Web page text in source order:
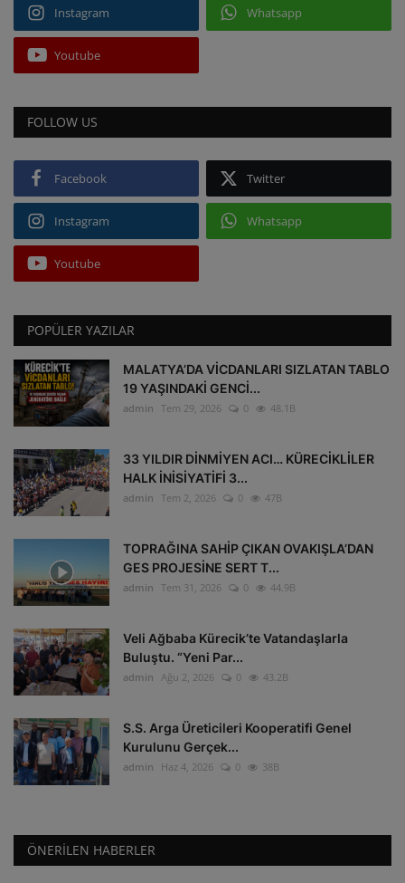
Instagram Whatsapp
Youtube
FOLLOW US
Facebook Twitter
Instagram Whatsapp
Youtube
POPÜLER YAZILAR
MALATYA’DA VİCDANLARI SIZLATAN TABLO
19 YAŞINDAKİ GENCİ...
admin Tem 29, 2026 0 48.1B
33 YILDIR DİNMİYEN ACI… KÜRECİKLİLER
HALK İNİSİYATİFİ 3...
admin Tem 2, 2026 0 47B
TOPRAĞINA SAHİP ÇIKAN OVAKIŞLA’DAN
GES PROJESİNE SERT T...
admin Tem 31, 2026 0 44.9B
Veli Ağbaba Kürecik’te Vatandaşlarla
Buluştu. “Yeni Par...
admin Ağu 2, 2026 0 43.2B
S.S. Arga Üreticileri Kooperatifi Genel
Kurulunu Gerçek...
admin Haz 4, 2026 0 38B
ÖNERILEN HABERLER